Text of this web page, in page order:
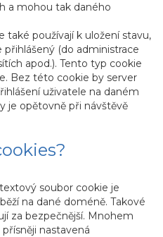
a mohou tak daného
také používají k uložení stavu,
přihlášený (do administrace
apod.). Tento typ cookie
Bez této cookie by server
uživatele na daném
je opětovně při návštěvě
soubor cookie je
na dané doméně. Takové
za bezpečnější. Mnohem
nastavená